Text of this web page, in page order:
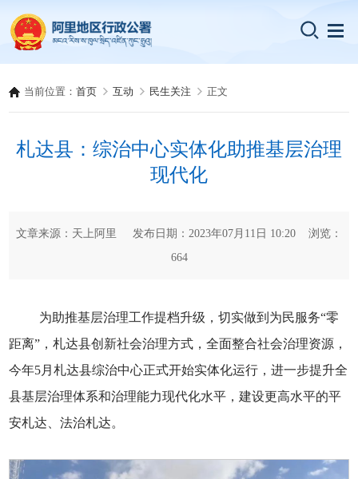
当前位置：首页 互动 民生关注 正文
札达县：综治中心实体化助推基层治理
现代化
文章来源：天上阿里 发布日期：2023年07月11日 10:20 浏览：
664
为助推基层治理工作提档升级，切实做到为民服务“零
距离”，札达县创新社会治理方式，全面整合社会治理资源，
今年5月札达县综治中心正式开始实体化运行，进一步提升全
县基层治理体系和治理能力现代化水平，建设更高水平的平
安札达、法治札达。